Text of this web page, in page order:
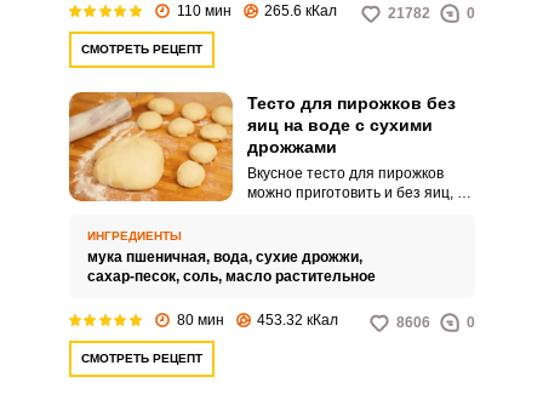
110 мин 265.6 кКал 21782 0
СМОТРЕТЬ РЕЦЕПТ
Тесто для пирожков без
яиц на воде с сухими
дрожжами
Вкусное тесто для пирожков
можно приготовить и без яиц, а
аппетитным. Готовить его
довольно просто, главное
тесто получится качественным и
воздушным.
ИНГРЕДИЕНТЫ
мука пшеничная, вода, сухие дрожжи,
сахар-песок, соль, масло растительное
80 мин 453.32 кКал 8606 0
СМОТРЕТЬ РЕЦЕПТ